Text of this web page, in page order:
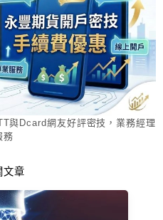
與Dcard網友好評密技，業務經理
務
文章